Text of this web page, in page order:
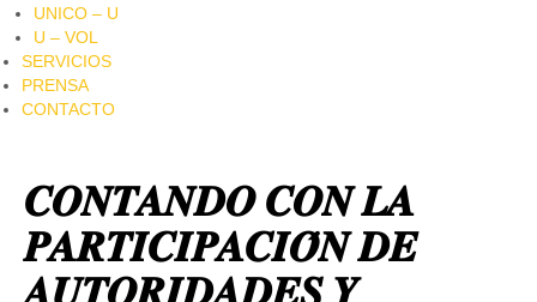
UNICO – U
U – VOL
SERVICIOS
PRENSA
CONTACTO
𝑪𝑶𝑵𝑻𝑨𝑵𝑫𝑶 𝑪𝑶𝑵 𝑳𝑨
𝑷𝑨𝑹𝑻𝑰𝑪𝑰𝑷𝑨𝑪𝑰𝑶́𝑵 𝑫𝑬